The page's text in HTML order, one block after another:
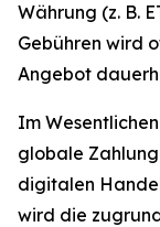
Währung (z. B.
Gebühren wird
Angebot
Im
globale
digitalen
wird die